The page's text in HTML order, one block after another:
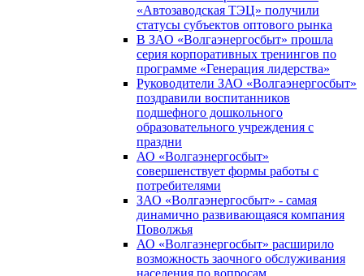
«Автозаводская ТЭЦ» получили
статусы субъектов оптового рынка
В ЗАО «Волгаэнергосбыт» прошла
серия корпоративных тренингов по
программе «Генерация лидерства»
Руководители ЗАО «Волгаэнергосбыт»
поздравили воспитанников
подшефного дошкольного
образовательного учреждения с
праздни
АО «Волгаэнергосбыт»
совершенствует формы работы с
потребителями
ЗАО «Волгаэнергосбыт» - самая
динамично развивающаяся компания
Поволжья
АО «Волгаэнергосбыт» расширило
возможность заочного обслуживания